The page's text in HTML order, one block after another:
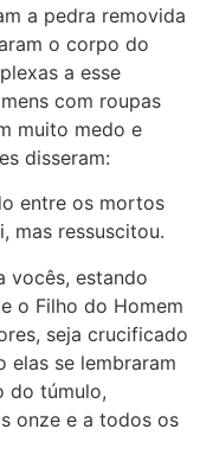
a pedra removida
o corpo do
a esse
com roupas
muito medo e
disseram:
entre os mortos
mas ressuscitou.
vocês, estando
o Filho do Homem
seja crucificado
elas se lembraram
do túmulo,
onze e a todos os